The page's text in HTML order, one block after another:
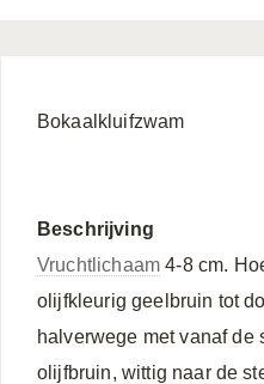
Bokaalkluifzwam
Beschrijving
Vruchtlichaam 4-8 cm.
olijfkleurig geelbruin tot
halverwege met vanaf de
olijfbruin, wittig naar de